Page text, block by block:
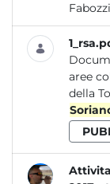
aree
della